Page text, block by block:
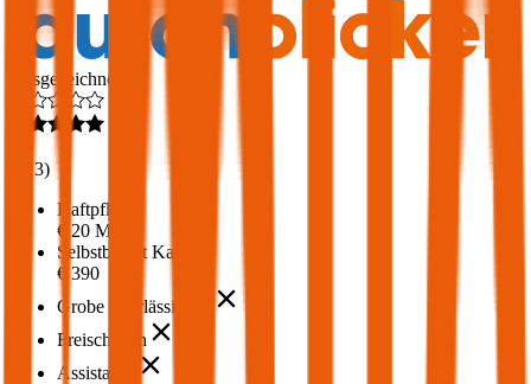
Ausgezeichnet
213)
Haftpflicht
€ 20 Mio.
Selbstbehalt Kasko
€ 390
Grobe Fahrlässigkeit
Freischaden
Assistance